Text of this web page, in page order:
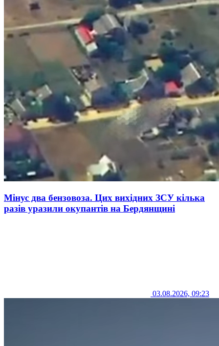
Мінус два бензовоза. Цих вихідних ЗСУ кілька
разів уразили окупантів на Бердянщині
03.08.2026, 09:23